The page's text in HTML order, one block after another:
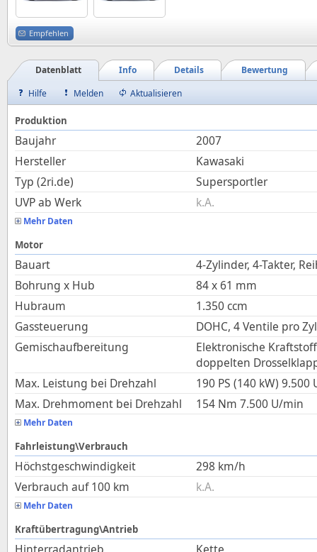
Empfehlen
Bewertung
Details
Info
Datenblatt
Hilfe
Melden Aktualisieren
Produktion
Baujahr
2007
Hersteller
Kawasaki
Typ (2ri.de)
Supersportler
UVP ab Werk
k.A.
Mehr Daten
Motor
Bauart
4-Zylinder, 4-Takter,
Bohrung x Hub
84x 61 mm
Hubraum
1.350 ccm
Gassteuerung
DOHC, 4 Ventile pro
Gemischaufbereitung
Elektronische
doppelten
Max. Leistung bei Drehzahl
190 PS (140 kW) 9.500
Max. Drehmoment bei Drehzahl
154 Nm 7.500 U/min
Mehr Daten
Fahrleistung\Verbrauch
Höchstgeschwindigkeit 298 km/h
Verbrauch auf 100 km
k.A.
Mehr Daten
Kraftübertragung\Antrieb